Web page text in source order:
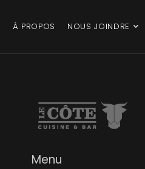
À PROPOS NOUS JOINDRE
Menu